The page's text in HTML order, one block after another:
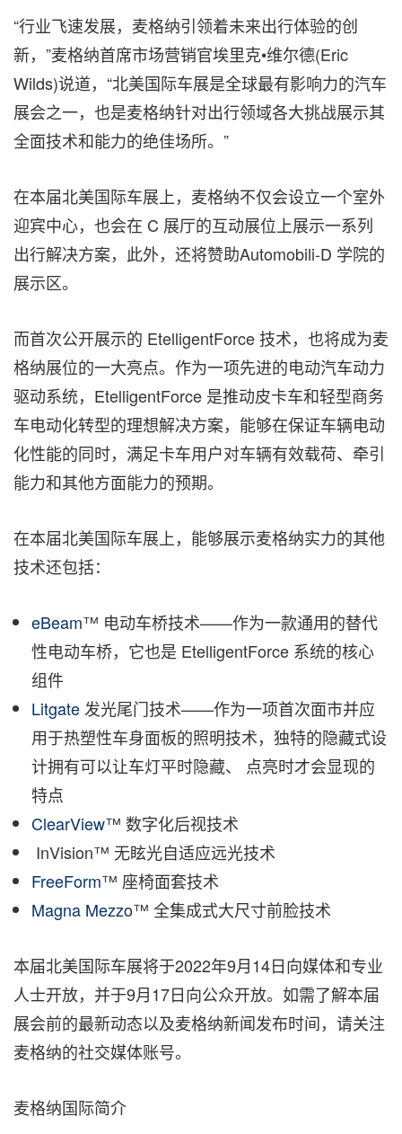
“行业飞速发展，麦格纳引领着未来出行体验的创
新，”麦格纳首席市场营销官埃里克•维尔德(Eric
Wilds)说道，“北美国际车展是全球最有影响力的汽车
展会之一，也是麦格纳针对出行领域各大挑战展示其
全面技术和能力的绝佳场所。”
在本届北美国际车展上，麦格纳不仅会设立一个室外
迎宾中心，也会在 C 展厅的互动展位上展示一系列
出行解决方案，此外，还将赞助Automobili-D 学院的
展示区。
而首次公开展示的 EtelligentForce 技术，也将成为麦
格纳展位的一大亮点。作为一项先进的电动汽车动力
驱动系统，EtelligentForce 是推动皮卡车和轻型商务
车电动化转型的理想解决方案，能够在保证车辆电动
化性能的同时，满足卡车用户对车辆有效载荷、牵引
能力和其他方面能力的预期。
在本届北美国际车展上，能够展示麦格纳实力的其他
技术还包括：
eBeam™ 电动车桥技术——作为一款通用的替代
性电动车桥，它也是 EtelligentForce 系统的核心
组件
Litgate发光尾门技术——作为一项首次面市并应
用于热塑性车身面板的照明技术，独特的隐藏式设
计拥有可以让车灯平时隐藏、 点亮时才会显现的
特点
ClearView™ 数字化后视技术
InVision™ 无眩光自适应远光技术
FreeForm™ 座椅面套技术
Magna Mezzo™ 全集成式大尺寸前脸技术
本届北美国际车展将于2022年9月14日向媒体和专业
人士开放，并于9月17日向公众开放。如需了解本届
展会前的最新动态以及麦格纳新闻发布时间，请关注
麦格纳的社交媒体账号。
麦格纳国际简介